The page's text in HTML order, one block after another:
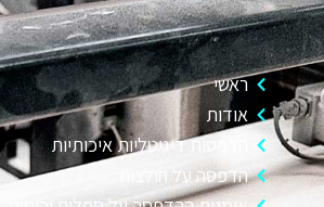
ראשי
אודות
הדפסות דיגיטליות איכותיות
הדפסה על חולצות